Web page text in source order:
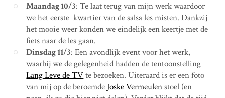
Maandag 10/3: Te laat terug van mijn werk waardoor
we het eerste kwartier van de salsa les misten. Dankzij
het mooie weer konden we eindelijk een keertje met de
fiets naar de les gaan.
Dinsdag 11/3: Een avondlijk event voor het werk,
waarbij we de gelegenheid hadden de tentoonstelling
Lang Leve de TVte bezoeken. Uiteraard is er een foto
van mij op de beroemde Joske Vermeulenstoel (en